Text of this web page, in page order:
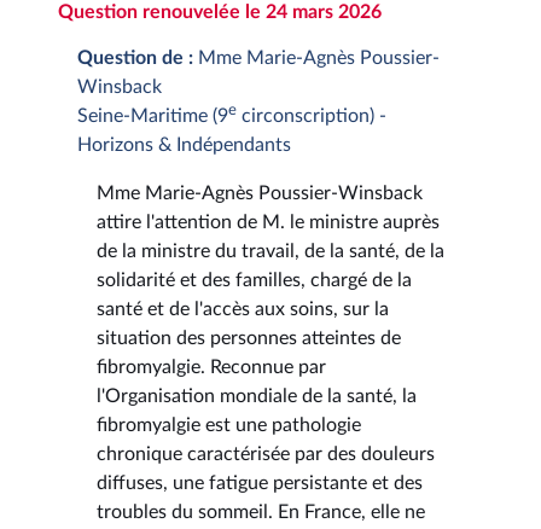
Question renouvelée le 24 mars 2026
Question de : Mme Marie-Agnès Poussier-
Winsback
Seine-Maritime (9e circonscription) -
Horizons & Indépendants
Mme Marie-Agnès Poussier-Winsback
attire l'attention de M. le ministre auprès
de la ministre du travail, de la santé, de la
solidarité et des familles, chargé de la
santé et de l'accès aux soins, sur la
situation des personnes atteintes de
fibromyalgie. Reconnue par
l'Organisation mondiale de la santé, la
fibromyalgie est une pathologie
chronique caractérisée par des douleurs
diffuses, une fatigue persistante et des
troubles du sommeil. En France, elle ne